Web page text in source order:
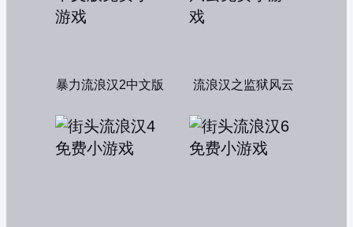
暴力流浪汉2中文版 流浪汉之监狱风云